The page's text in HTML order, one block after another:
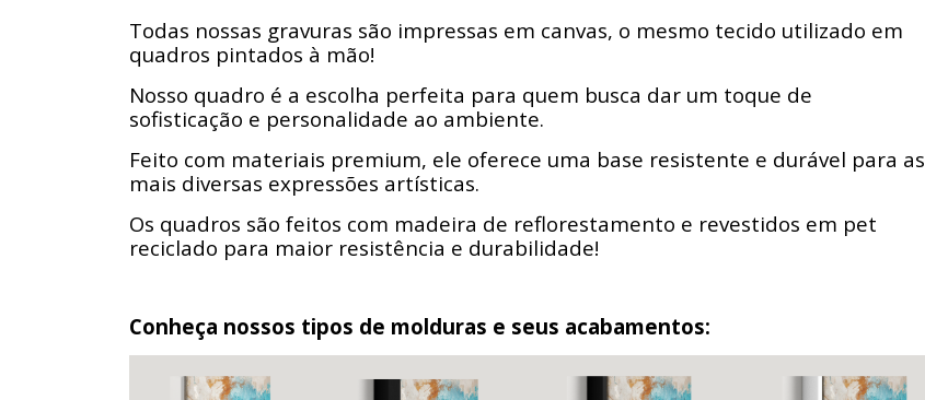
Todas nossas gravuras são impressas em canvas, o mesmo tecido utilizado em
quadros pintados à mão!
Nosso quadro é a escolha perfeita para quem busca dar um toque de
sofisticação e personalidade ao ambiente.
Feito com materiais premium, ele oferece uma base resistente e durável para as
mais diversas expressões artísticas.
Os quadros são feitos com madeira de reflorestamento e revestidos em pet
reciclado para maior resistência e durabilidade!
Conheça nossos tipos de molduras e seus acabamentos: